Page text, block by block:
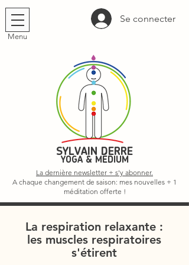
Menu
Se connecter
SYLVAIN DERRE
YOGA & MÉDIUM
La dernière newsletter + s'y abonner.
A chaque changement de saison: mes nouvelles + 1
méditation offerte !
La respiration relaxante :
les muscles respiratoires
s'étirent